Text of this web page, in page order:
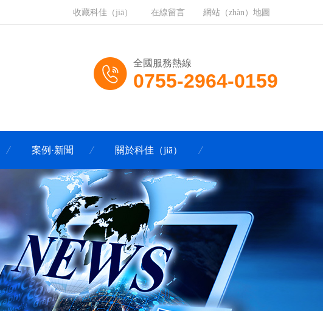
收藏科佳（jiā） 在線留言 網站（zhàn）地圖
全國服務熱線
0755-2964-0159
案例·新聞 關於科佳（jiā）